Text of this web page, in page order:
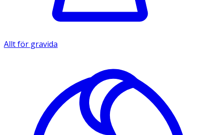
Allt för gravida